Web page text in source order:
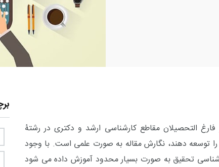
التحصیلان مقاطع کارشناسی ارشد و دکتری در رشتۀ
توسعه دهند، نگارش مقاله به صورت علمی است. با وجود
شناسی تحقیق به صورت بسیار محدود آموزش داده می شود